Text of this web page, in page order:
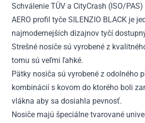
Schválenie TÜV a CityCrash (ISO/PAS)
AERO profil tyče SILENZIO BLACK je
najmodernejších dizajnov tyčí
Strešné nosiče sú vyrobené z
tomu sú veľmi ľahké.
Pätky nosiča sú vyrobené z odolného
kombinácií s kovom do ktorého boli
vlákna aby sa dosiahla pevnosť.
Nosiče majú špeciálne tvarované